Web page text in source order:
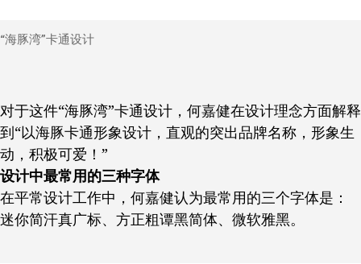
“海豚湾”卡通设计
对于这件“海豚湾”卡通设计，何嘉健在设计理念方面解释
到“以海豚卡通形象设计，直观的突出品牌名称，形象生
动，积极可爱！”
设计中最常用的三种字体
在平常设计工作中，何嘉健认为最常用的三个字体是：
迷你简汗真广标、方正粗谭黑简体、微软雅黑。